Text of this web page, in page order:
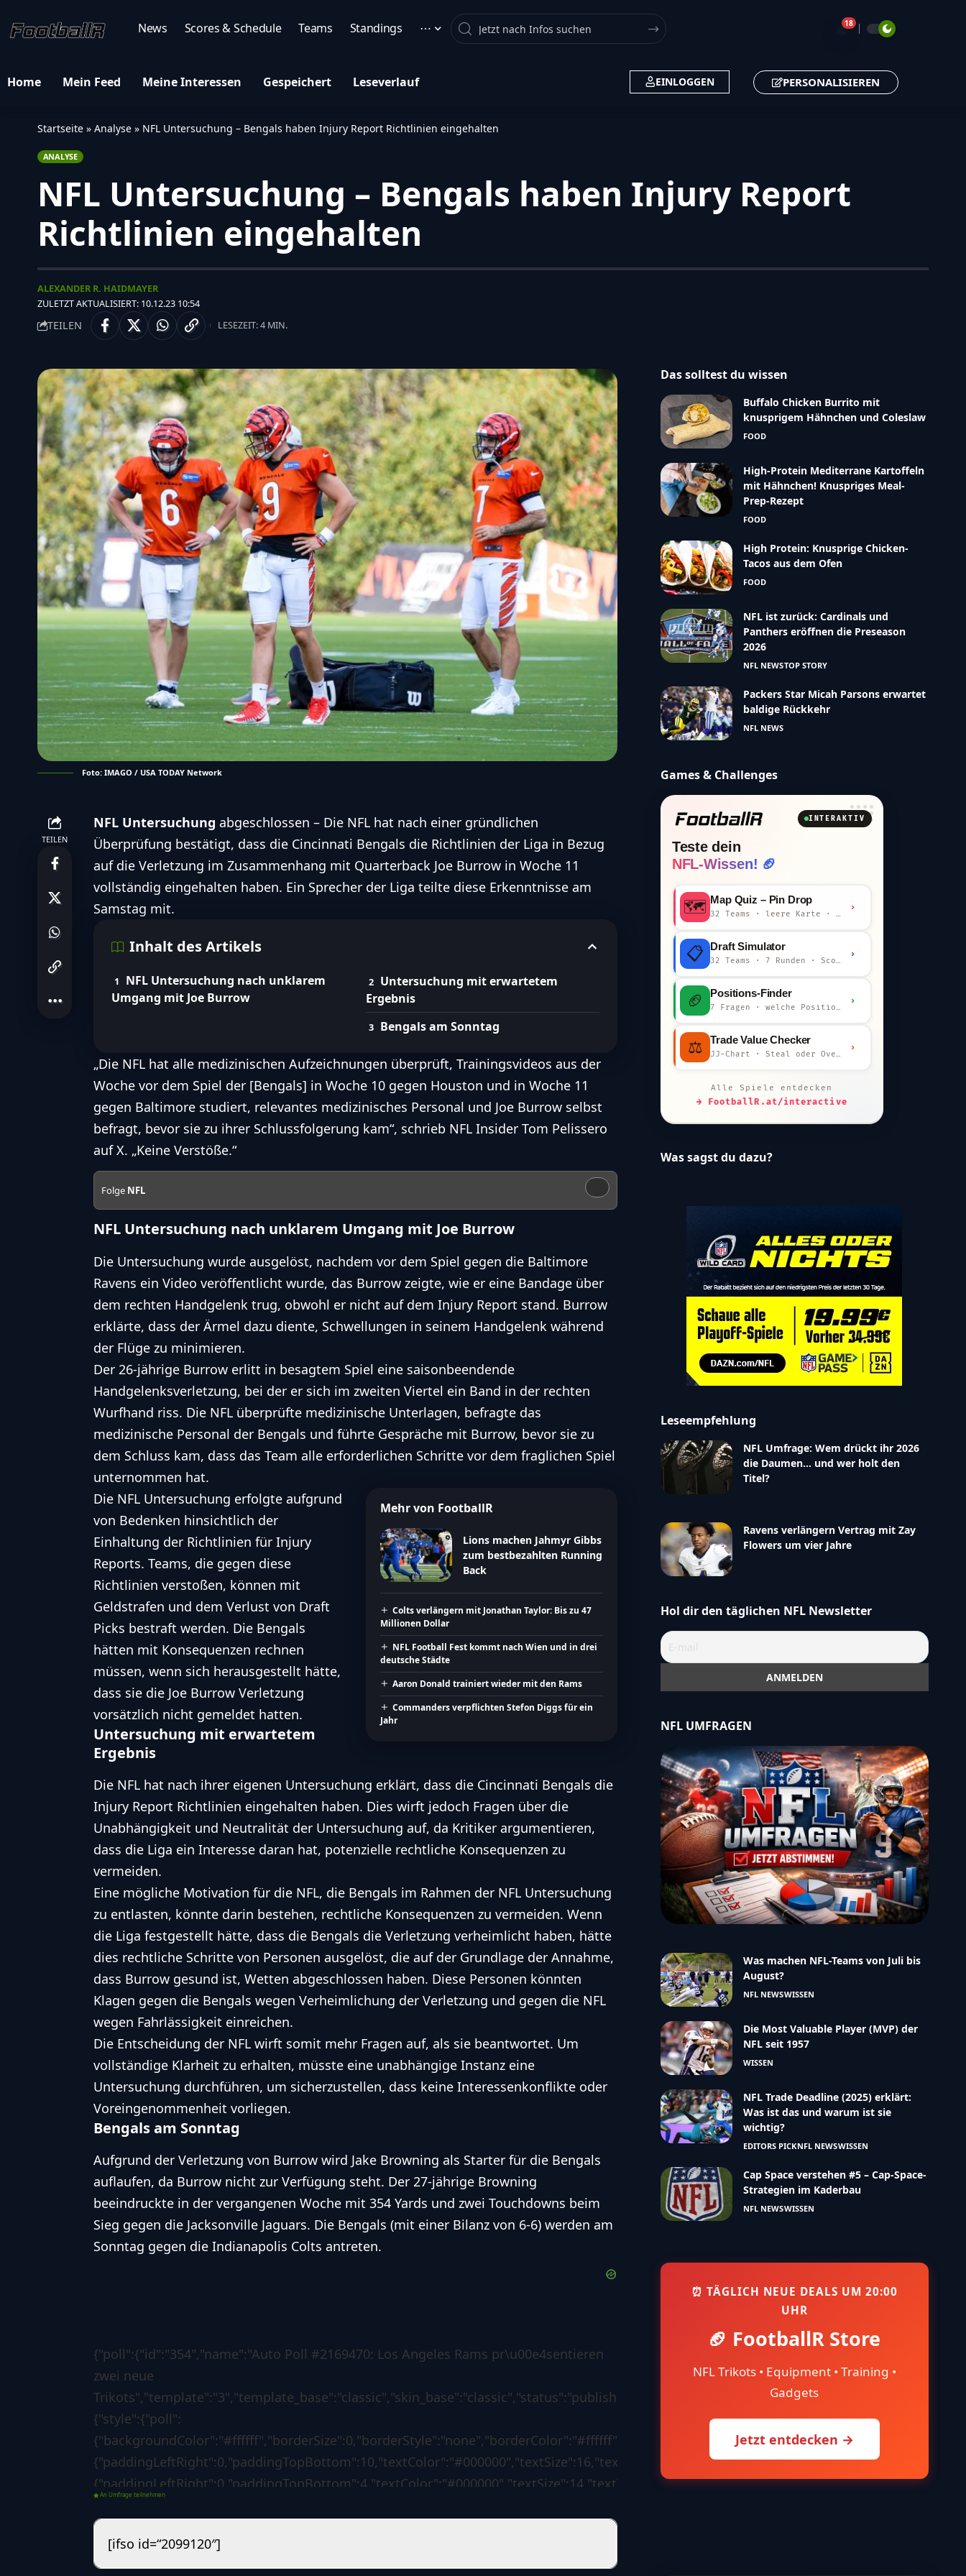
News Scores & Schedule Teams Standings ⋯ Search 🔔18
Home Mein Feed Meine Interessen Gespeichert Leseverlauf EINLOGGEN PERSONALISIEREN
Startseite » Analyse » NFL Untersuchung – Bengals haben Injury Report Richtlinien eingehalten
ANALYSE
NFL Untersuchung – Bengals haben Injury Report
Richtlinien eingehalten
ZULETZT AKTUALISIERT: 10.12.23 10:54
ALEXANDER R. HAIDMAYER
TEILEN LESEZEIT: 4 MIN.
Foto: IMAGO / USA TODAY Network
TEILEN
NFL Untersuchung abgeschlossen – Die NFL hat nach einer gründlichen
Überprüfung bestätigt, dass die Cincinnati Bengals die Richtlinien der Liga in Bezug
auf die Verletzung im Zusammenhang mit Quarterback Joe Burrow in Woche 11
vollständig eingehalten haben. Ein Sprecher der Liga teilte diese Erkenntnisse am
Samstag mit.
Inhalt des Artikels
NFL Untersuchung nach unklarem
Umgang mit Joe Burrow
Untersuchung mit erwartetem
Ergebnis
Bengals am Sonntag
„Die NFL hat alle medizinischen Aufzeichnungen überprüft, Trainingsvideos aus der
Woche vor dem Spiel der [Bengals] in Woche 10 gegen Houston und in Woche 11
gegen Baltimore studiert, relevantes medizinisches Personal und Joe Burrow selbst
befragt, bevor sie zu ihrer Schlussfolgerung kam“, schrieb NFL Insider Tom Pelissero
auf X. „Keine Verstöße.“
Folge NFL
NFL Untersuchung nach unklarem Umgang mit Joe Burrow
Die Untersuchung wurde ausgelöst, nachdem vor dem Spiel gegen die Baltimore
Ravens ein Video veröffentlicht wurde, das Burrow zeigte, wie er eine Bandage über
dem rechten Handgelenk trug, obwohl er nicht auf dem Injury Report stand. Burrow
erklärte, dass der Ärmel dazu diente, Schwellungen in seinem Handgelenk während
der Flüge zu minimieren.
Der 26-jährige Burrow erlitt in besagtem Spiel eine saisonbeendende
Handgelenksverletzung, bei der er sich im zweiten Viertel ein Band in der rechten
Wurfhand riss. Die NFL überprüfte medizinische Unterlagen, befragte das
medizinische Personal der Bengals und führte Gespräche mit Burrow, bevor sie zu
dem Schluss kam, dass das Team alle erforderlichen Schritte vor dem fraglichen Spiel
unternommen hat.
Mehr von FootballR
Lions machen Jahmyr Gibbs
zum bestbezahlten Running
Back
Colts verlängern mit Jonathan Taylor: Bis zu 47
Millionen Dollar
NFL Football Fest kommt nach Wien und in drei
deutsche Städte
Aaron Donald trainiert wieder mit den Rams
Commanders verpflichten Stefon Diggs für ein
Jahr
Die NFL Untersuchung erfolgte aufgrund
von Bedenken hinsichtlich der
Einhaltung der Richtlinien für Injury
Reports. Teams, die gegen diese
Richtlinien verstoßen, können mit
Geldstrafen und dem Verlust von Draft
Picks bestraft werden. Die Bengals
hätten mit Konsequenzen rechnen
müssen, wenn sich herausgestellt hätte,
dass sie die Joe Burrow Verletzung
vorsätzlich nicht gemeldet hatten.
Untersuchung mit erwartetem
Ergebnis
Die NFL hat nach ihrer eigenen Untersuchung erklärt, dass die Cincinnati Bengals die
Injury Report Richtlinien eingehalten haben. Dies wirft jedoch Fragen über die
Unabhängigkeit und Neutralität der Untersuchung auf, da Kritiker argumentieren,
dass die Liga ein Interesse daran hat, potenzielle rechtliche Konsequenzen zu
vermeiden.
Eine mögliche Motivation für die NFL, die Bengals im Rahmen der NFL Untersuchung
zu entlasten, könnte darin bestehen, rechtliche Konsequenzen zu vermeiden. Wenn
die Liga festgestellt hätte, dass die Bengals die Verletzung verheimlicht haben, hätte
dies rechtliche Schritte von Personen ausgelöst, die auf der Grundlage der Annahme,
dass Burrow gesund ist, Wetten abgeschlossen haben. Diese Personen könnten
Klagen gegen die Bengals wegen Verheimlichung der Verletzung und gegen die NFL
wegen Fahrlässigkeit einreichen.
Die Entscheidung der NFL wirft somit mehr Fragen auf, als sie beantwortet. Um
vollständige Klarheit zu erhalten, müsste eine unabhängige Instanz eine
Untersuchung durchführen, um sicherzustellen, dass keine Interessenkonflikte oder
Voreingenommenheit vorliegen.
Bengals am Sonntag
Aufgrund der Verletzung von Burrow wird Jake Browning als Starter für die Bengals
auflaufen, da Burrow nicht zur Verfügung steht. Der 27-jährige Browning
beeindruckte in der vergangenen Woche mit 354 Yards und zwei Touchdowns beim
Sieg gegen die Jacksonville Jaguars. Die Bengals (mit einer Bilanz von 6-6) werden am
Sonntag gegen die Indianapolis Colts antreten.
{"poll":{"id":"354","name":"Auto Poll #2169470: Los Angeles Rams pr\u00e4sentieren
zwei neue
Trikots","template":"3","template_base":"classic","skin_base":"classic","status":"published","meta_data":
{"style":{"poll":
{"paddingLeftRight":0,"paddingTopBottom":10,"textColor":"#000000","textSize":16,"textWeight":"normal","textAlign":"center"},"answers":
{"paddingLeftRight":0,"paddingTopBottom":4,"textColor":"#000000","textSize":14,"textWeight":"normal","colorScheme":"#0d6efd"},"buttons":
[]},"options":{"poll":
An Umfrage teilnehmen
[ifso id=“2099120″]
Das solltest du wissen
Buffalo Chicken Burrito mit
knusprigem Hähnchen und Coleslaw
FOOD
High-Protein Mediterrane Kartoffeln
mit Hähnchen! Knuspriges Meal-
Prep-Rezept
FOOD
High Protein: Knusprige Chicken-
Tacos aus dem Ofen
FOOD
NFL ist zurück: Cardinals und
Panthers eröffnen die Preseason
2026
NFL NEWSTOP STORY
Packers Star Micah Parsons erwartet
baldige Rückkehr
NFL NEWS
Games & Challenges
INTERAKTIV
Teste dein
NFL-Wissen! 🏈
🗺️ Map Quiz – Pin Drop
32 Teams · leere Karte · km-Wertung
›
📋 Draft Simulator
32 Teams · 7 Runden · Scout-Kommentar
›
🏈 Positions-Finder
7 Fragen · welche Position bist du?
›
⚖️ Trade Value Checker
JJ-Chart · Steal oder Overpay?
›
Alle Spiele entdecken
→ FootballR.at/interactive
Was sagst du dazu?
Leseempfehlung
NFL Umfrage: Wem drückt ihr 2026
die Daumen… und wer holt den
Titel?
Ravens verlängern Vertrag mit Zay
Flowers um vier Jahre
Hol dir den täglichen NFL Newsletter
NFL UMFRAGEN
Was machen NFL-Teams von Juli bis
August?
NFL NEWSWISSEN
Die Most Valuable Player (MVP) der
NFL seit 1957
WISSEN
NFL Trade Deadline (2025) erklärt:
Was ist das und warum ist sie
wichtig?
EDITORS PICKNFL NEWSWISSEN
Cap Space verstehen #5 – Cap-Space-
Strategien im Kaderbau
NFL NEWSWISSEN
⏰ TÄGLICH NEUE DEALS UM 20:00
UHR
🏈 FootballR Store
NFL Trikots • Equipment • Training •
Gadgets
Jetzt entdecken →